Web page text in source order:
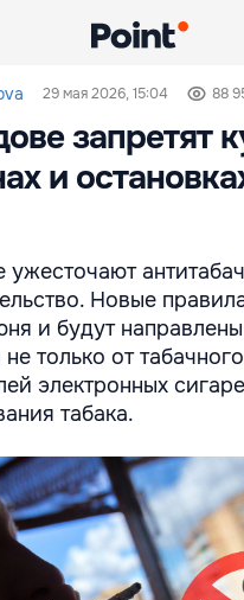
29 мая 2026, 15:04 88
запретят
и
Новые
и будут
не только от
электронных
табака.